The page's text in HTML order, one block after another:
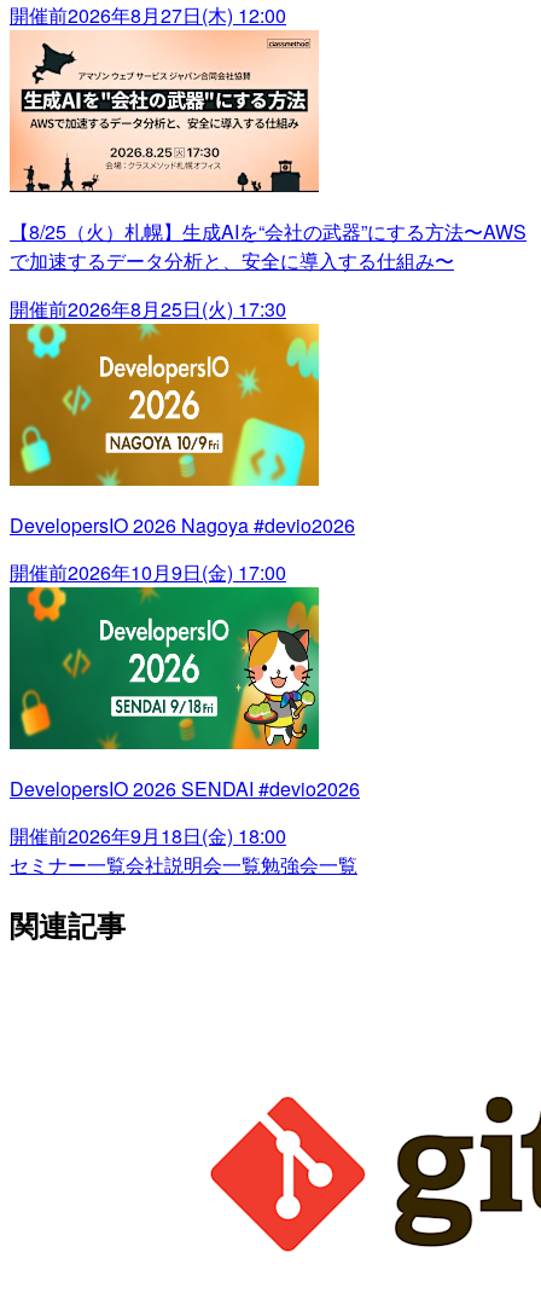
開催前2026年8月27日(木) 12:00
【8/25（火）札幌】生成AIを“会社の武器”にする方法〜AWS
で加速するデータ分析と、安全に導入する仕組み〜
開催前2026年8月25日(火) 17:30
DevelopersIO 2026 Nagoya #devio2026
開催前2026年10月9日(金) 17:00
DevelopersIO 2026 SENDAI #devio2026
開催前2026年9月18日(金) 18:00
セミナー一覧会社説明会一覧勉強会一覧
関連記事